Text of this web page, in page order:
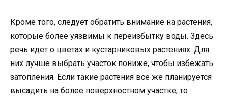
Кроме того, следует обратить внимание на растения,
которые более уязвимы к переизбытку воды. Здесь
речь идет о цветах и кустарниковых растениях. Для
них лучше выбрать участок пониже, чтобы избежать
затопления. Если такие растения все же планируется
высадить на более поверхностном участке, то